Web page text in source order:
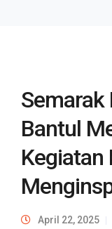
Semarak
Bantul
Kegiatan
April 22, 2025